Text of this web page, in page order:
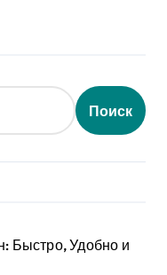
Поиск
Быстро, Удобно и